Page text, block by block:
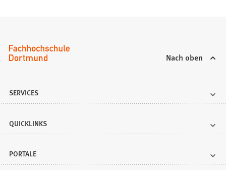
Nach oben
SERVICES
QUICKLINKS
PORTALE